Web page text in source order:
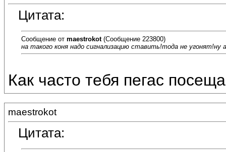
Цитата:
Сообщение от maestrokot(Сообщение 223800)
на такого коня надо сигнализацию ставить!тода не угонят!ну
Как часто тебя пегас
maestrokot
Цитата: